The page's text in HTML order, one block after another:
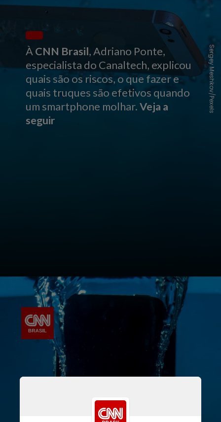
À CNN Brasil, Adriano Ponte,
especialista do Canaltech, explicou
quais são os riscos, o que fazer e
quais truques são efetivos quando
um smartphone molhar.Veja a
seguir
Sergey Meshkov/Pexels